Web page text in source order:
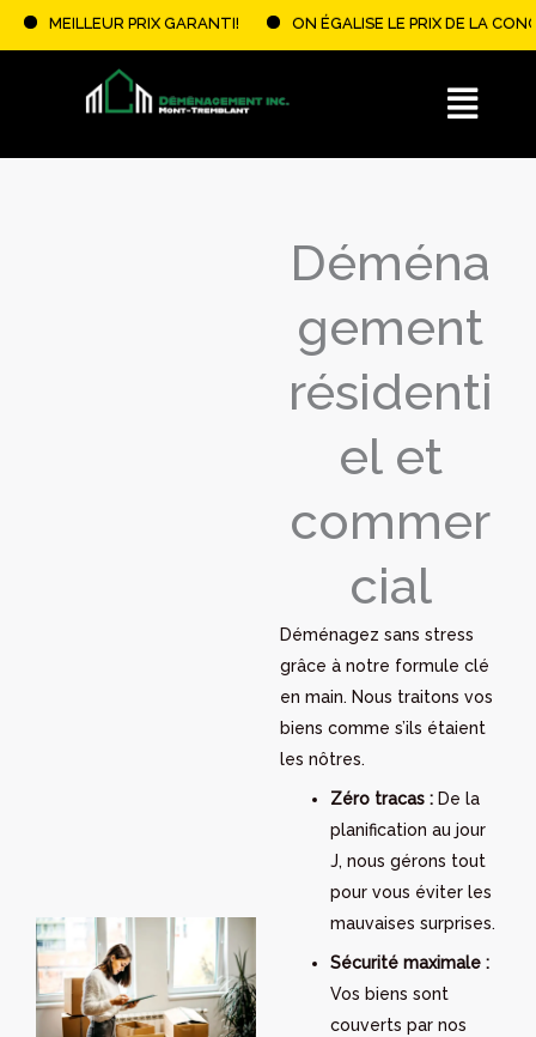
PRIX GARANTI! ON ÉGALISE LE PRIX DE LA CONCURRENCE
Aller
Menu
Déména
gement
résidenti
el et
commer
cial
Déménagez sans stress
grâce à notre formule clé
en main. Nous traitons vos
biens comme s’ils étaient
les nôtres.
Zéro tracas : De la
planification au jour
J, nous gérons tout
pour vous éviter les
mauvaises surprises.
Sécurité maximale :
Vos biens sont
couverts par nos